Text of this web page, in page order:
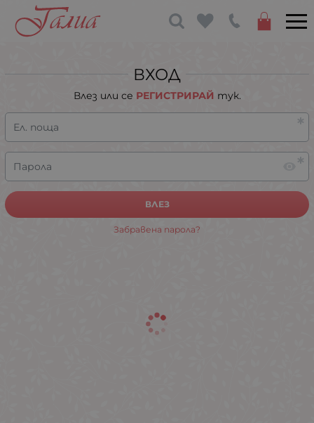
ВХОД
Влез или се РЕГИСТРИРАЙ тук.
Ел. поща
Парола
ВЛЕЗ
Забравена парола?